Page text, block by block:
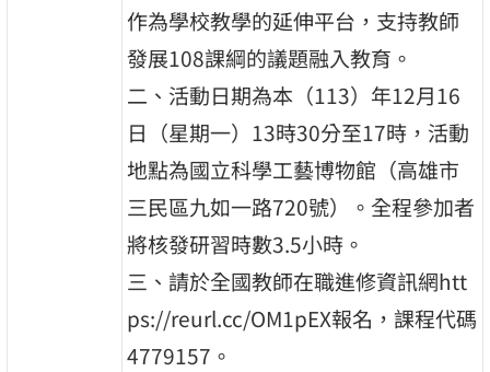
作為學校教學的延伸平台，支持教師
發展108課綱的議題融入教育。
二、活動日期為本（113）年12月16
日（星期一）13時30分至17時，活動
地點為國立科學工藝博物館（高雄市
三民區九如一路720號）。全程參加者
將核發研習時數3.5小時。
三、請於全國教師在職進修資訊網htt
ps://reurl.cc/OM1pEX報名，課程代碼
4779157。